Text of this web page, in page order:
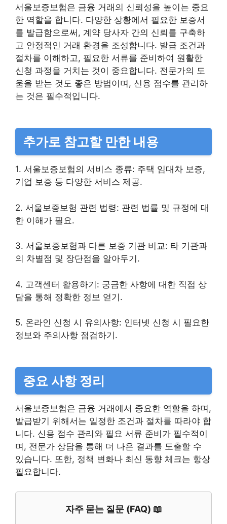
서울보증보험은 금융 거래의 신뢰성을 높이는 중요
한 역할을 합니다. 다양한 상황에서 필요한 보증서
를 발급함으로써, 계약 당사자 간의 신뢰를 구축하
고 안정적인 거래 환경을 조성합니다. 발급 조건과
절차를 이해하고, 필요한 서류를 준비하여 원활한
신청 과정을 거치는 것이 중요합니다. 전문가의 도
움을 받는 것도 좋은 방법이며, 신용 점수를 관리하
는 것은 필수적입니다.
추가로 참고할 만한 내용
1. 서울보증보험의 서비스 종류: 주택 임대차 보증,
기업 보증 등 다양한 서비스 제공.
2. 서울보증보험 관련 법령: 관련 법률 및 규정에 대
한 이해가 필요.
3. 서울보증보험과 다른 보증 기관 비교: 타 기관과
의 차별점 및 장단점을 알아두기.
4. 고객센터 활용하기: 궁금한 사항에 대한 직접 상
담을 통해 정확한 정보 얻기.
5. 온라인 신청 시 유의사항: 인터넷 신청 시 필요한
정보와 주의사항 점검하기.
중요 사항 정리
서울보증보험은 금융 거래에서 중요한 역할을 하며,
발급받기 위해서는 일정한 조건과 절차를 따라야 합
니다. 신용 점수 관리와 필요 서류 준비가 필수적이
며, 전문가 상담을 통해 더 나은 결과를 도출할 수
있습니다. 또한, 정책 변화나 최신 동향 체크는 항상
필요합니다.
자주 묻는 질문 (FAQ) 📖